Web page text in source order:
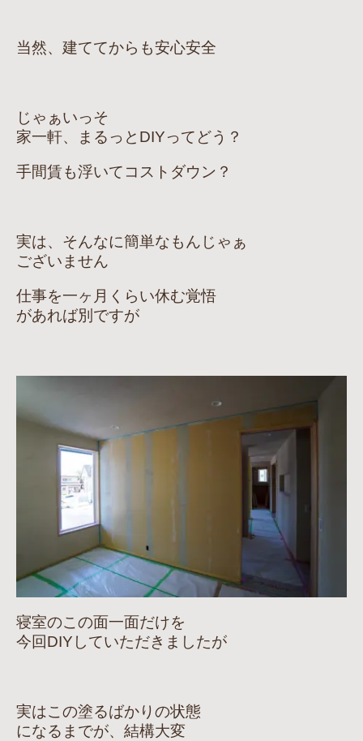
当然、建ててからも安心安全
じゃぁいっそ
家一軒、まるっとDIYってどう？
手間賃も浮いてコストダウン？
実は、そんなに簡単なもんじゃぁ
ございません
仕事を一ヶ月くらい休む覚悟
があれば別ですが
寝室のこの面一面だけを
今回DIYしていただきましたが
実はこの塗るばかりの状態
になるまでが、結構大変